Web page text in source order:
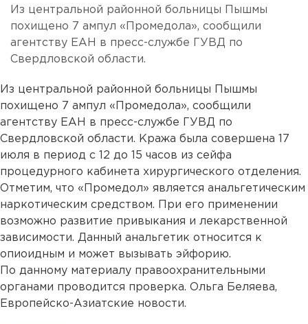
Из центральной районной больницы Пышмы
похищено 7 ампул «Промедола», сообщили
агентству ЕАН в пресс-службе ГУВД по
Свердловской области.
Из центральной районной больницы Пышмы
похищено 7 ампул «Промедола», сообщили
агентству ЕАН в пресс-службе ГУВД по
Свердловской области. Кража была совершена 17
июля в период с 12 до 15 часов из сейфа
процедурного кабинета хирургического отделения.
Отметим, что «Промедол» является анальгетическим
наркотическим средством. При его применении
возможно развитие привыкания и лекарственной
зависимости. Данный анальгетик относится к
опиоидным и может вызывать эйфорию.
По данному материалу правоохранительными
органами проводится проверка. Ольга Беляева,
Европейско-Азиатские новости.